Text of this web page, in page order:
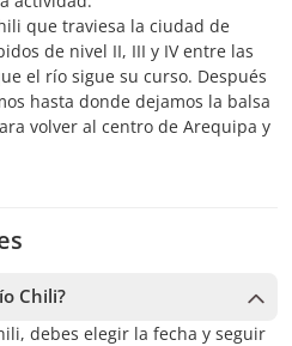
que traviesa la ciudad de
de nivel II, III y IV entre las
el río sigue su curso. Después
hasta donde dejamos la balsa
volver al centro de Arequipa y
Chili?
debes elegir la fecha y seguir